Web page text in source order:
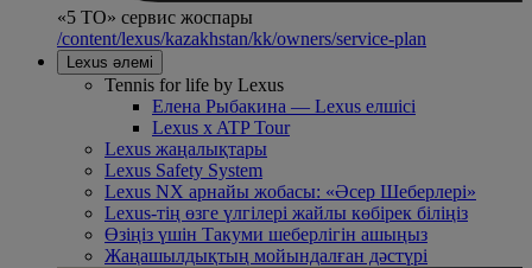
«5 ТО» сервис жоспары
/content/lexus/kazakhstan/kk/owners/service-plan
Lexus әлемі
Tennis for life by Lexus
Елена Рыбакина — Lexus елшісі
Lexus x ATP Tour
Lexus жаңалықтары
Lexus Safety System
Lexus NX арнайы жобасы: «Әсер Шеберлері»
Lexus-тің өзге үлгілері жайлы көбірек біліңіз
Өзіңіз үшін Такуми шеберлігін ашыңыз
Жаңашылдықтың мойындалған дәстүрі